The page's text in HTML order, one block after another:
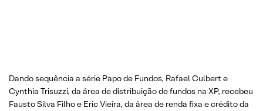
Dando sequência a série Papo de Fundos, Rafael Culbert e
Cynthia Trisuzzi, da área de distribuição de fundos na XP, recebeu
Fausto Silva Filho e Eric Vieira, da área de renda fixa e crédito da